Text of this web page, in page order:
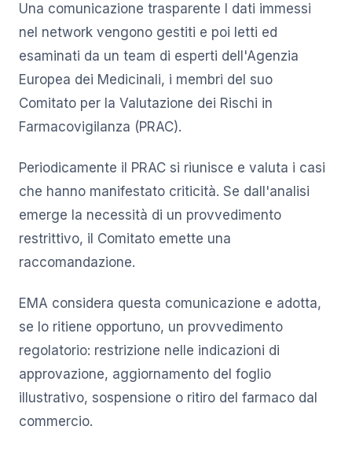
Una comunicazione trasparente I dati immessi
nel network vengono gestiti e poi letti ed
esaminati da un team di esperti dell'Agenzia
Europea dei Medicinali, i membri del suo
Comitato per la Valutazione dei Rischi in
Farmacovigilanza (PRAC).
Periodicamente il PRAC si riunisce e valuta i casi
che hanno manifestato criticità. Se dall'analisi
emerge la necessità di un provvedimento
restrittivo, il Comitato emette una
raccomandazione.
EMA considera questa comunicazione e adotta,
se lo ritiene opportuno, un provvedimento
regolatorio: restrizione nelle indicazioni di
approvazione, aggiornamento del foglio
illustrativo, sospensione o ritiro del farmaco dal
commercio.